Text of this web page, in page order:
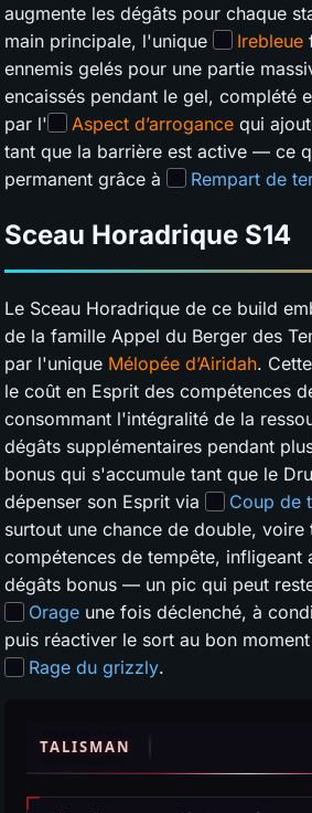
augmente les dégâts pour chaque
main principale, l'unique
Irebleue
ennemis gelés pour une partie
encaissés pendant le gel, complété
par l'
Aspect d’arrogance qui
tant que la barrière est active — ce
permanent grâce à
Rempart de
Sceau Horadrique S14
Le Sceau Horadrique de ce build
de la famille Appel du Berger des
par l'unique Mélopée d’Airidah.
le coût en Esprit des compétences
consommant l'intégralité de la
dégâts supplémentaires pendant
bonus qui s'accumule tant que le
dépenser son Esprit via
Coup de
surtout une chance de double, voire
compétences de tempête, infligeant
dégâts bonus — un pic qui peut
Orage une fois déclenché, à
puis réactiver le sort au bon
Rage du grizzly.